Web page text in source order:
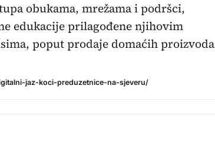
obukama, mrežama i podršci,
edukacije prilagođene njihovim
poput prodaje domaćih proizvoda
jaz-koci-preduzetnice-na-sjeveru/